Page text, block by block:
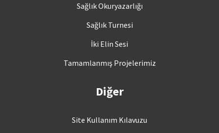
Sağlık Okuryazarlığı
Sağlık Turnesi
İki Elin Sesi
Tamamlanmış Projelerimiz
Diğer
Site Kullanım Kılavuzu